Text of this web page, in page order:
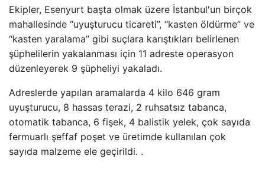
Ekipler, Esenyurt başta olmak üzere İstanbul'un birçok
mahallesinde “uyuşturucu ticareti”, “kasten öldürme” ve
“kasten yaralama” gibi suçlara karıştıkları belirlenen
şüphelilerin yakalanması için 11 adreste operasyon
düzenleyerek 9 şüpheliyi yakaladı.
Adreslerde yapılan aramalarda 4 kilo 646 gram
uyuşturucu, 8 hassas terazi, 2 ruhsatsız tabanca,
otomatik tabanca, 6 fişek, 4 balistik yelek, çok sayıda
fermuarlı şeffaf poşet ve üretimde kullanılan çok
sayıda malzeme ele geçirildi. .